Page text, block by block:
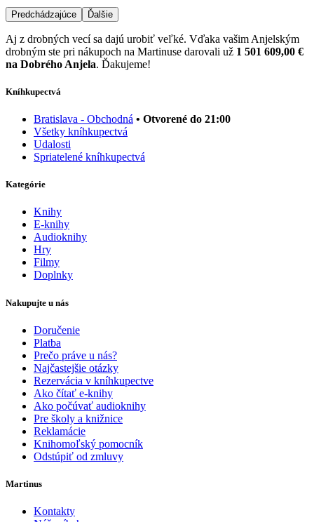
Predchádzajúce Ďalšie
Aj z drobných vecí sa dajú urobiť veľké. Vďaka vašim Anjelským
drobným ste pri nákupoch na Martinuse darovali už 1 501 609,00 €
na Dobrého Anjela. Ďakujeme!
Kníhkupectvá
Bratislava - Obchodná • Otvorené do 21:00
Všetky kníhkupectvá
Udalosti
Spriatelené kníhkupectvá
Kategórie
Knihy
E-knihy
Audioknihy
Hry
Filmy
Doplnky
Nakupujte u nás
Doručenie
Platba
Prečo práve u nás?
Najčastejšie otázky
Rezervácia v kníhkupectve
Ako čítať e-knihy
Ako počúvať audioknihy
Pre školy a knižnice
Reklamácie
Knihomoľský pomocník
Odstúpiť od zmluvy
Martinus
Kontakty